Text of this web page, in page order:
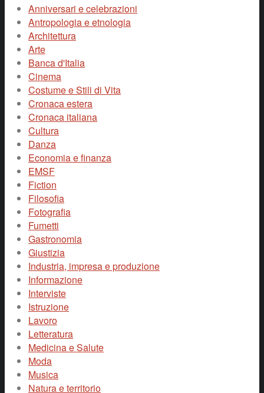
Anniversari e celebrazioni
Antropologia e etnologia
Architettura
Arte
Banca d'Italia
Cinema
Costume e Stili di Vita
Cronaca estera
Cronaca italiana
Cultura
Danza
Economia e finanza
EMSF
Fiction
Filosofia
Fotografia
Fumetti
Gastronomia
Giustizia
Industria, impresa e produzione
Informazione
Interviste
Istruzione
Lavoro
Letteratura
Medicina e Salute
Moda
Musica
Natura e territorio